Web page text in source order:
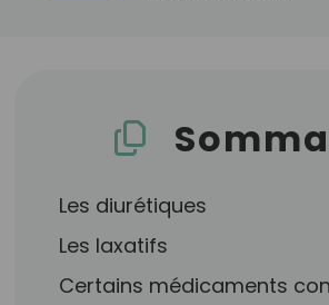
Les diurétiques
Les laxatifs
Certains médicaments